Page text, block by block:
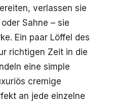
verlassen sie
Sahne – sie
Ein paar Löffel des
richtigen Zeit in die
eine simple
cremige
an jede einzelne